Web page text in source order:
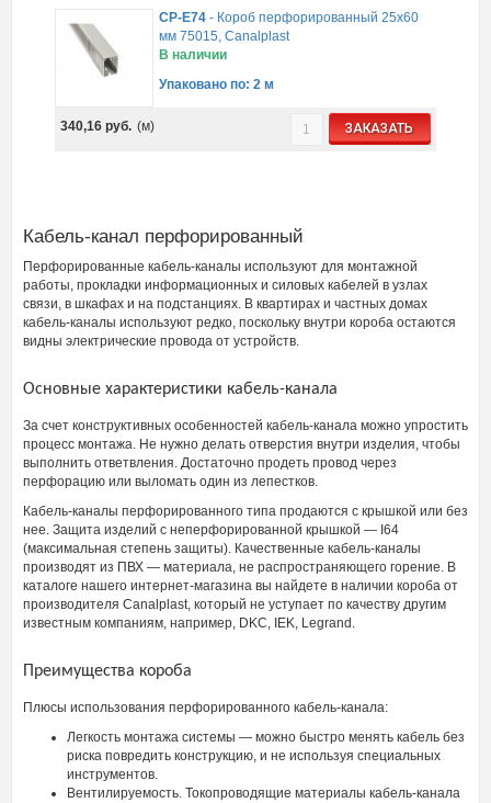
CP-E74 - Короб перфорированный 25х60
мм 75015, Canalplast
В наличии
Упаковано по: 2 м
340,16руб. (м) ЗАКАЗАТЬ
Кабель-канал перфорированный
Перфорированные кабель-каналы используют для монтажной
работы, прокладки информационных и силовых кабелей в узлах
связи, в шкафах и на подстанциях. В квартирах и частных домах
кабель-каналы используют редко, поскольку внутри короба остаются
видны электрические провода от устройств.
Основные характеристики кабель-канала
За счет конструктивных особенностей кабель-канала можно упростить
процесс монтажа. Не нужно делать отверстия внутри изделия, чтобы
выполнить ответвления. Достаточно продеть провод через
перфорацию или выломать один из лепестков.
Кабель-каналы перфорированного типа продаются с крышкой или без
нее. Защита изделий с неперфорированной крышкой — I64
(максимальная степень защиты). Качественные кабель-каналы
производят из ПВХ — материала, не распространяющего горение. В
каталоге нашего интернет-магазина вы найдете в наличии короба от
производителя Canalplast, который не уступает по качеству другим
известным компаниям, например, DKC, IEK, Legrand.
Преимущества короба
Плюсы использования перфорированного кабель-канала:
Легкость монтажа системы — можно быстро менять кабель без
риска повредить конструкцию, и не используя специальных
инструментов.
Вентилируемость. Токопроводящие материалы кабель-канала